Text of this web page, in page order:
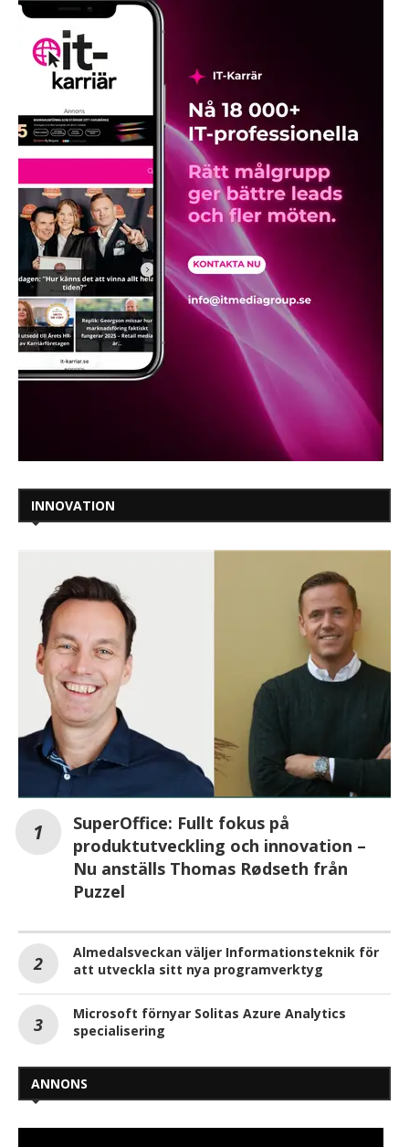
INNOVATION
SuperOffice: Fullt fokus på
produktutveckling och innovation –
Nu anställs Thomas Rødseth från
Puzzel
Almedalsveckan väljer Informationsteknik för
att utveckla sitt nya programverktyg
Microsoft förnyar Solitas Azure Analytics
specialisering
ANNONS